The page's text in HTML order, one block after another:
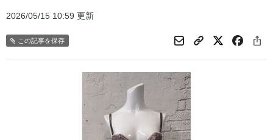
2026/05/15 10:59 更新
この記事を保存